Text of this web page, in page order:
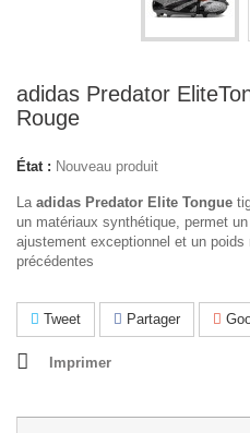
adidas Predator
Rouge
État : Nouveau produit
Laadidas Predator Elite Tongue
un matériaux synthétique, permet
ajustement exceptionnel et un poids
précédentes
Tweet Partager
Imprimer